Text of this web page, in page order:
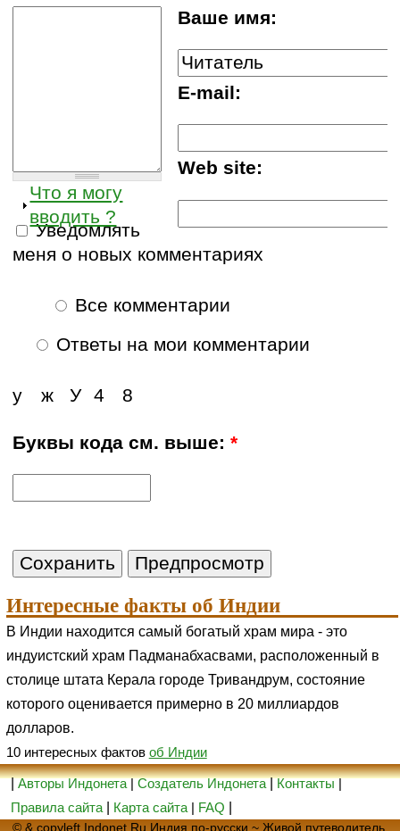
Ваше имя:
E-mail:
Web site:
Что я могу
вводить ?
Уведомлять
меня о новых комментариях
Все комментарии
Ответы на мои комментарии
У 4 8
ж
у
Буквы кода см. выше:*
Интересные факты об Индии
В Индии находится самый богатый храм мира - это
индуистский храм Падманабхасвами, расположенный в
столице штата Керала городе Тривандрум, состояние
которого оценивается примерно в 20 миллиардов
долларов.
10 интересных фактов об Индии
|Авторы Индонета|Создатель Индонета|Контакты|
Правила сайта
Карта сайта | FAQ
© & copyleft Indonet.Ru Индия по-русски ~ Живой путеводитель,